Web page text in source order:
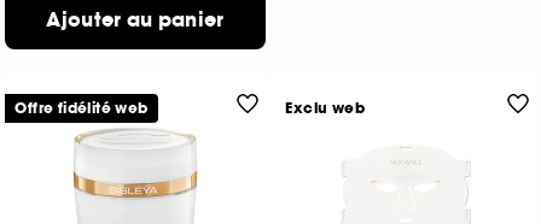
Ajouter au panier
Offre fidélité web Exclu web